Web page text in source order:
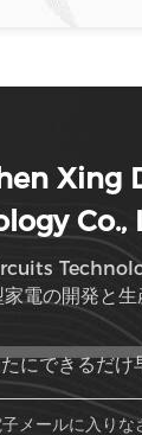
Xing
Co.,
家電の開発と
にできるだけ